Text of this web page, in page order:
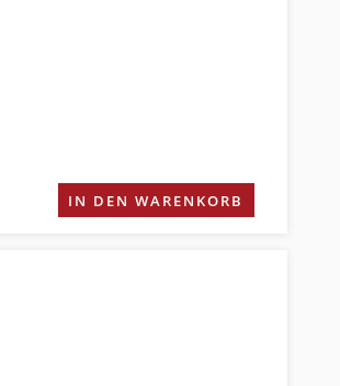
IN DEN WARENKORB